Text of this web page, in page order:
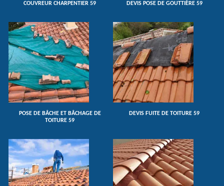
COUVREUR CHARPENTIER 59 DEVIS POSE DE GOUTTIÈRE 59
POSE DE BÂCHE ET BÂCHAGE DE
TOITURE 59
DEVIS FUITE DE TOITURE 59